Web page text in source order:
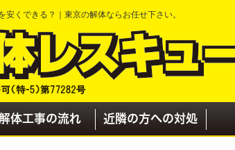
安くできる？｜東京の解体ならお任せ下さい。
体工事の流れ 近隣の方への対処